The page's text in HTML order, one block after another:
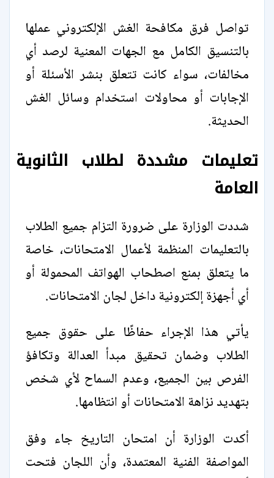
تواصل فرق مكافحة الغش الإلكتروني عملها
بالتنسيق الكامل مع الجهات المعنية لرصد أي
مخالفات، سواء كانت تتعلق بنشر الأسئلة أو
الإجابات أو محاولات استخدام وسائل الغش
الحديثة.
تعليمات مشددة لطلاب الثانوية
العامة
شددت الوزارة على ضرورة التزام جميع الطلاب
بالتعليمات المنظمة لأعمال الامتحانات، خاصة
ما يتعلق بمنع اصطحاب الهواتف المحمولة أو
أي أجهزة إلكترونية داخل لجان الامتحانات.
يأتي هذا الإجراء حفاظًا على حقوق جميع
الطلاب وضمان تحقيق مبدأ العدالة وتكافؤ
الفرص بين الجميع، وعدم السماح لأي شخص
بتهديد نزاهة الامتحانات أو انتظامها.
أكدت الوزارة أن امتحان التاريخ جاء وفق
المواصفة الفنية المعتمدة، وأن اللجان فتحت